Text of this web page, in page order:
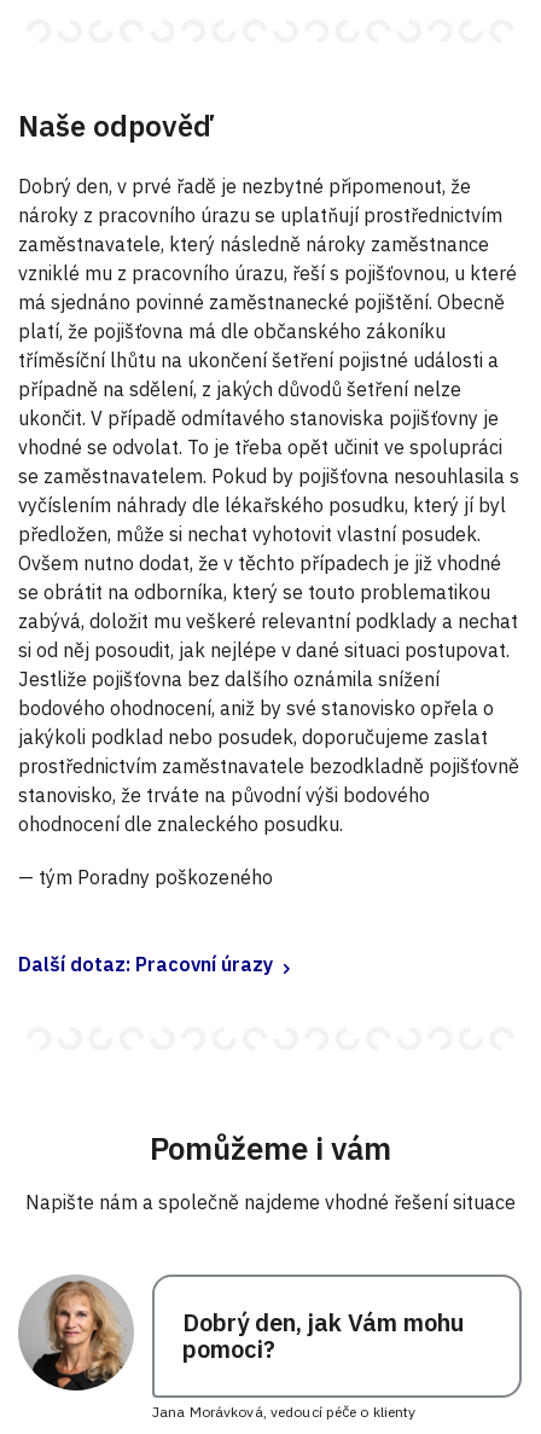
Naše odpověď
Dobrý den, v prvé řadě je nezbytné připomenout, že
nároky z pracovního úrazu se uplatňují prostřednictvím
zaměstnavatele, který následně nároky zaměstnance
vzniklé mu z pracovního úrazu, řeší s pojišťovnou, u které
má sjednáno povinné zaměstnanecké pojištění. Obecně
platí, že pojišťovna má dle občanského zákoníku
tříměsíční lhůtu na ukončení šetření pojistné události a
případně na sdělení, z jakých důvodů šetření nelze
ukončit. V případě odmítavého stanoviska pojišťovny je
vhodné se odvolat. To je třeba opět učinit ve spolupráci
se zaměstnavatelem. Pokud by pojišťovna nesouhlasila s
vyčíslením náhrady dle lékařského posudku, který jí byl
předložen, může si nechat vyhotovit vlastní posudek.
Ovšem nutno dodat, že v těchto případech je již vhodné
se obrátit na odborníka, který se touto problematikou
zabývá, doložit mu veškeré relevantní podklady a nechat
si od něj posoudit, jak nejlépe v dané situaci postupovat.
Jestliže pojišťovna bez dalšího oznámila snížení
bodového ohodnocení, aniž by své stanovisko opřela o
jakýkoli podklad nebo posudek, doporučujeme zaslat
prostřednictvím zaměstnavatele bezodkladně pojišťovně
stanovisko, že trváte na původní výši bodového
ohodnocení dle znaleckého posudku.
— tým Poradny poškozeného
Další dotaz: Pracovní úrazy
Pomůžeme i vám
Napište nám a společně najdeme vhodné řešení situace
Dobrý den, jak Vám mohu
pomoci?
Jana Morávková, vedoucí péče o klienty